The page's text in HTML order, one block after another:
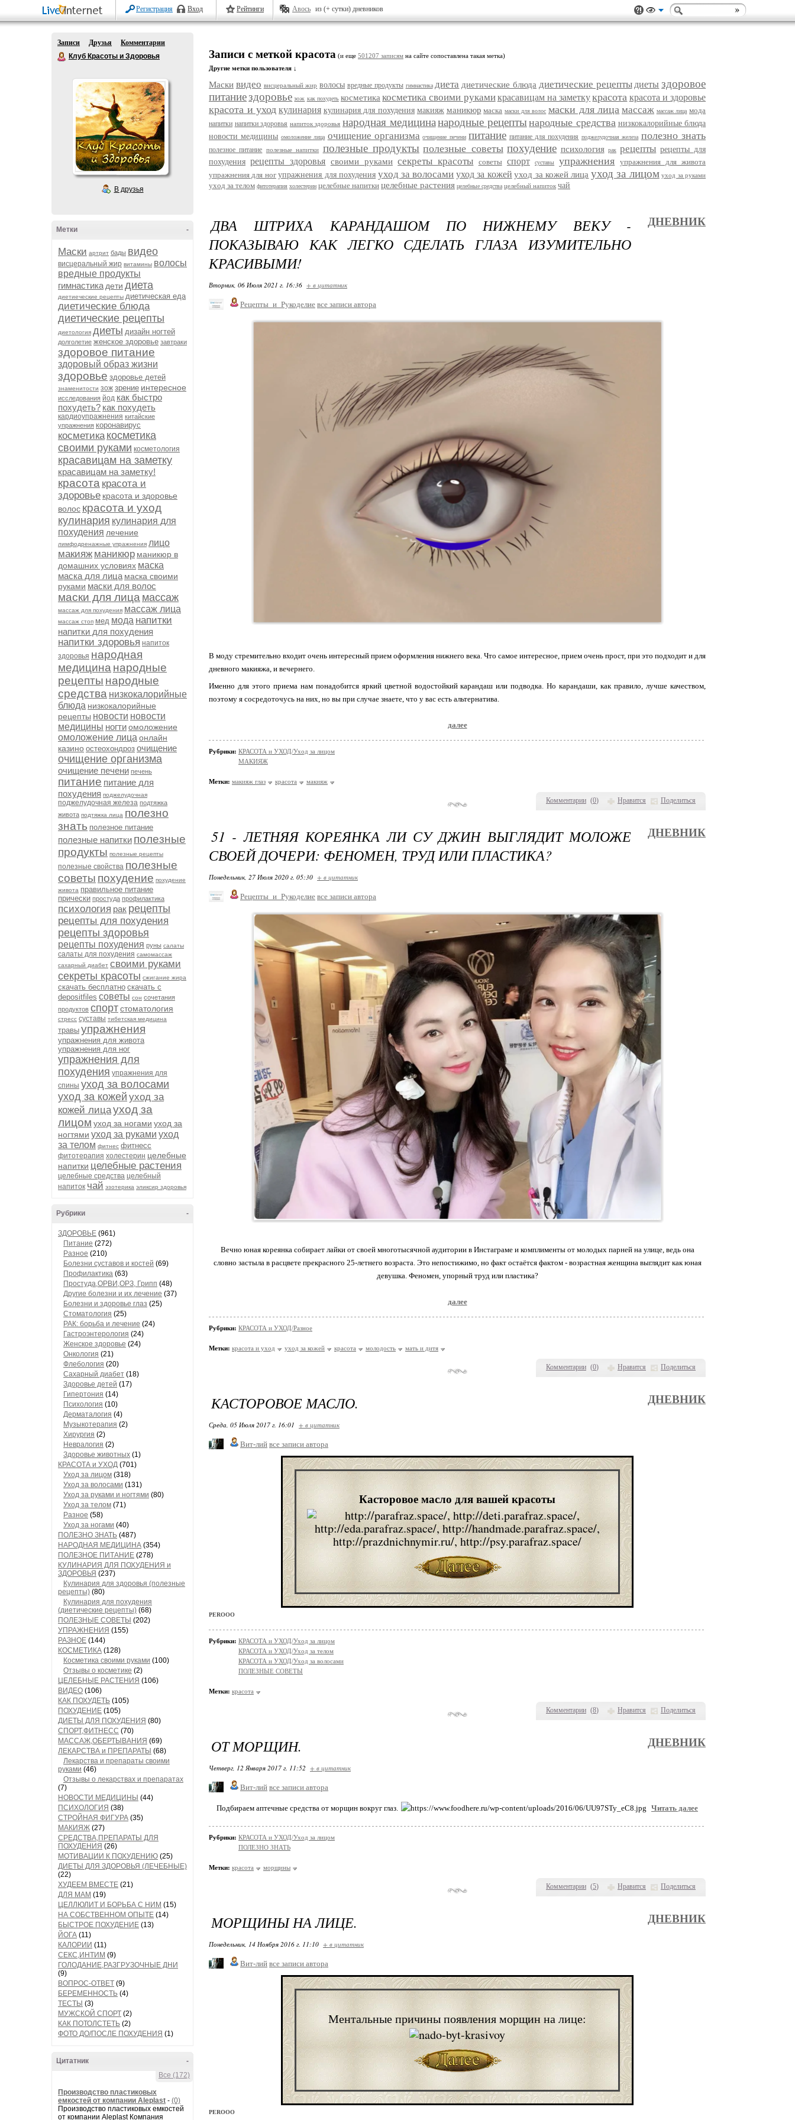
Регистрация Вход Рейтинги Авось из (+ сутки) дневников
Записи Друзья
Комментарии
Клуб Красоты и Здоровья
В друзья
-
Метки
Маски артрит бады видео
висцеральный жир витамины волосы
вредные продукты
гимнастика дети диета
диетиеческие рецепты диетическая еда
диетические блюда
диетические рецепты
диетология диеты дизайн ногтей
долголетие женское здоровье завтраки
здоровое питание
здоровый образ жизни
здоровье здоровье детей
знаменитости зож зрение интересное
исследования йод как быстро
похудеть? как похудеть
кардиоупражнения китайские
упражнения коронавирус
косметика косметика
своими руками косметология
красавицам на заметку
красавицам на заметку!
красота красота и
здоровье красота и здоровье
волос красота и уход
кулинария кулинария для
похудения лечение
лимфодренажные упражнения лицо
макияж маникюр маникюр в
домашних условиях маска
маска для лица маска своими
руками маски для волос
маски для лица массаж
массаж для похудения массаж лица
массаж стоп мед мода напитки
напитки для похудения
напитки здоровья напиток
здоровья народная
медицина народные
рецепты народные
средства низкокалорийные
блюда низкокалорийные
рецепты новости новости
медицины ногтиомоложение
омоложение лица онлайн
казино остеохондроз очищение
очищение организма
очищение печени печень
питание питание для
похудения поджелудочная
поджелудочная железа подтяжка
живота подтяжка лица полезно
знать полезное питание
полезные напитки полезные
продукты полезные рецепты
полезные свойства полезные
советы похудение похудение
живота правильное питание
прически простуда профилактика
психология рак рецепты
рецепты для похудения
рецепты здоровья
рецепты похудения руны салаты
салаты для похудения самомассаж
сахарный диабет своими руками
секреты красоты сжигание жира
скачать бесплатно скачать с
depositfiles советы сон сочетания
продуктов спортстоматология
стресс суставы тибетская медицина
травы упражнения
упражнения для живота
упражнения для ног
упражнения для
похудения упражнения для
спины уход за волосами
уход за кожей уход за
кожей лицауход за
лицом уход за ногами уход за
ногтями уход за руками уход
за телом фитнес фитнесс
фитотерапия холестерин целебные
напитки целебные растения
целебные средства целебный
напиток чай эзотерика эликсир здоровья
-
Рубрики
ЗДОРОВЬЕ (961)
Питание (272)
Разное (210)
Болезни суставов и костей (69)
Профилактика (63)
Простуда,ОРВИ,ОРЗ, Грипп (48)
Другие болезни и их лечение (37)
Болезни и здоровье глаз (25)
Стоматология (25)
РАК: борьба и лечение (24)
Гастроэнтерология (24)
Женское здоровье (24)
Онкология (21)
Флебология (20)
Сахарный диабет (18)
Здоровье детей (17)
Гипертония (14)
Психология (10)
Дерматалогия (4)
Музыкотерапия (2)
Хирургия (2)
Невралогия (2)
Здоровье животных (1)
КРАСОТА и УХОД (701)
Уход за лицом (318)
Уход за волосами (131)
Уход за руками и ногтями (80)
Уход за телом (71)
Разное (58)
Уход за ногами (40)
ПОЛЕЗНО ЗНАТЬ (487)
НАРОДНАЯ МЕДИЦИНА (354)
ПОЛЕЗНОЕ ПИТАНИЕ (278)
КУЛИНАРИЯ ДЛЯ ПОХУДЕНИЯ и
ЗДОРОВЬЯ (237)
Кулинария для здоровья (полезные
рецепты) (80)
Кулинария для похудения
(диетические рецепты) (68)
ПОЛЕЗНЫЕ СОВЕТЫ (202)
УПРАЖНЕНИЯ (155)
РАЗНОЕ (144)
КОСМЕТИКА (128)
Косметика своими руками (100)
Отзывы о косметике (2)
ЦЕЛЕБНЫЕ РАСТЕНИЯ (106)
ВИДЕО (106)
КАК ПОХУДЕТЬ (105)
ПОХУДЕНИЕ (105)
ДИЕТЫ ДЛЯ ПОХУДЕНИЯ (80)
СПОРТ,ФИТНЕСС (70)
МАССАЖ,ОБЕРТЫВАНИЯ (69)
ЛЕКАРСТВА и ПРЕПАРАТЫ (68)
Лекарства и препараты своими
руками (46)
Отзывы о лекарствах и препаратах
(7)
НОВОСТИ МЕДИЦИНЫ (44)
ПСИХОЛОГИЯ (38)
СТРОЙНАЯ ФИГУРА (35)
МАКИЯЖ (27)
СРЕДСТВА,ПРЕПАРАТЫ ДЛЯ
ПОХУДЕНИЯ (26)
МОТИВАЦИИ К ПОХУДЕНИЮ (25)
ДИЕТЫ ДЛЯ ЗДОРОВЬЯ (ЛЕЧЕБНЫЕ)
(22)
ХУДЕЕМ ВМЕСТЕ (21)
ДЛЯ МАМ (19)
ЦЕЛЛЮЛИТ И БОРЬБА С НИМ (15)
НА СОБСТВЕННОМ ОПЫТЕ (14)
БЫСТРОЕ ПОХУДЕНИЕ (13)
ЙОГА (11)
КАЛОРИИ (11)
СЕКС,ИНТИМ (9)
ГОЛОДАНИЕ,РАЗГРУЗОЧНЫЕ ДНИ
(9)
ВОПРОС-ОТВЕТ (9)
БЕРЕМЕННОСТЬ (4)
ТЕСТЫ (3)
МУЖСКОЙ СПОРТ (2)
КАК ПОТОЛСТЕТЬ (2)
ФОТО ДО/ПОСЛЕ ПОХУДЕНИЯ (1)
-
Цитатник
Все (172)
Производство пластиковых
емкостей от компании Aleplast - (0)
Производство пластиковых емкостей
от компании Aleplast Компания
Записи с меткой красота (и еще 501207 записям на сайте сопоставлена такая метка)
Другие метки пользователя ↓
Маски видео висцеральный жир волосы вредные продукты гимнастика диета диетические блюда диетические рецепты диеты здоровое
питаниездоровье зож как похудеть косметика косметика своими рукамикрасавицам на заметку красота красота и здоровье
красота и уход кулинария кулинария для похудения макияж маникюр маска маски для волос маски для лица массаж массаж лица мода
напитки напитки здоровья напиток здоровья народная медицинанародные рецепты народные средства низкокалорийные блюда
новости медицины омоложение лица очищение организма очищение печени питание питание для похудения поджелудочная железа полезно знать
полезное питание полезные напитки полезные продукты полезные советы похудение психология рак рецепты рецепты для
похудения рецепты здоровья своими руками секреты красоты советы спорт суставы упражнения упражнения для живота
упражнения для ног упражнения для похудения уход за волосами уход за кожей уход за кожей лица уход за лицом уход за руками
уход за телом фитотерапия холестерин целебные напитки целебные растения целебные средства целебный напиток чай
Комментарии (0) Нравится Поделиться
ДВА ШТРИХА КАРАНДАШОМ ПО НИЖНЕМУ ВЕКУ -
ПОКАЗЫВАЮ КАК ЛЕГКО СДЕЛАТЬ ГЛАЗА ИЗУМИТЕЛЬНО
КРАСИВЫМИ!
ДНЕВНИК
Вторник, 06 Июля 2021 г. 16:36 + в цитатник
Рецепты_и_Рукоделие все записи автора
В моду стремительно входит очень интересный прием оформления нижнего века. Что самое интересное, прием очень прост, при это подходит и для
дневного макияжа, и вечернего.
Именно для этого приема нам понадобится яркий цветной водостойкий карандаш или подводка. Но карандаши, как правило, лучше качеством,
поэтому я сосредоточусь на них, но вы при случае знаете, что у вас есть альтернатива.
далее
Рубрики: КРАСОТА и УХОД/Уход за лицом
МАКИЯЖ
Метки: макияж глаз красота макияж
Комментарии (0) Нравится Поделиться
51 - ЛЕТНЯЯ КОРЕЯНКА ЛИ СУ ДЖИН ВЫГЛЯДИТ МОЛОЖЕ
СВОЕЙ ДОЧЕРИ: ФЕНОМЕН, ТРУД ИЛИ ПЛАСТИКА?
ДНЕВНИК
Понедельник, 27 Июля 2020 г. 05:30 + в цитатник
Рецепты_и_Рукоделие все записи автора
Вечно юная кореянка собирает лайки от своей многотысячной аудитории в Инстаграме и комплименты от молодых парней на улице, ведь она
словно застыла в расцвете прекрасного 25-летнего возраста. Это непостижимо, но факт остаётся фактом - возрастная женщина выглядит как юная
девушка. Феномен, упорный труд или пластика?
далее
Рубрики: КРАСОТА и УХОД/Разное
Метки: красота и уход уход за кожей красота молодость мать и дитя
Комментарии (8) Нравится Поделиться
КАСТОРОВОЕ МАСЛО. ДНЕВНИК
Среда, 05 Июля 2017 г. 16:01 + в цитатник
Вит-лий все записи автора
Касторовое масло для вашей красоты
PEROOO
Рубрики: КРАСОТА и УХОД/Уход за лицом
КРАСОТА и УХОД/Уход за телом
КРАСОТА и УХОД/Уход за волосами
ПОЛЕЗНЫЕ СОВЕТЫ
Метки: красота
Комментарии (5) Нравится Поделиться
ОТ МОРЩИН. ДНЕВНИК
Четверг, 12 Января 2017 г. 11:52 + в цитатник
Вит-лий все записи автора
Подбираем аптечные средства от морщин вокруг глаз. Читать далее
Рубрики: КРАСОТА и УХОД/Уход за лицом
ПОЛЕЗНО ЗНАТЬ
Метки: красота морщины
МОРЩИНЫ НА ЛИЦЕ. ДНЕВНИК
Понедельник, 14 Ноября 2016 г. 11:10 + в цитатник
Вит-лий все записи автора
Ментальные причины появления морщин на лице:
PEROOO